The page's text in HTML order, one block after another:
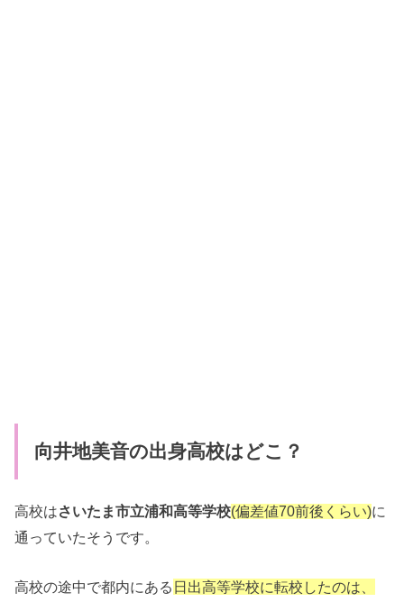
向井地美音の出身高校はどこ？
高校はさいたま市立浦和高等学校(偏差値70前後くらい)に
通っていたそうです。
高校の途中で都内にある 日出高等学校に転校したのは、